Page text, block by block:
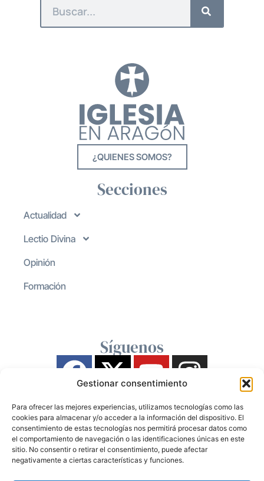
Gestionar consentimiento
Para ofrecer las mejores experiencias, utilizamos tecnologías como las
cookies para almacenar y/o acceder a la información del dispositivo. El
consentimiento de estas tecnologías nos permitirá procesar datos como
el comportamiento de navegación o las identificaciones únicas en este
sitio. No consentir o retirar el consentimiento, puede afectar
negativamente a ciertas características y funciones.
¿QUIENES SOMOS?
Secciones
Actualidad
Lectio Divina
Opinión
Formación
Síguenos